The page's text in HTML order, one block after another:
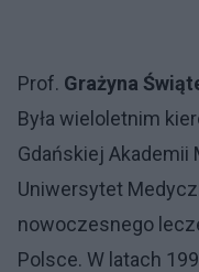
Prof. Grażyna
Była wieloletnim
Gdańskiej Akademii
Uniwersytet
nowoczesnego
Polsce. W latach